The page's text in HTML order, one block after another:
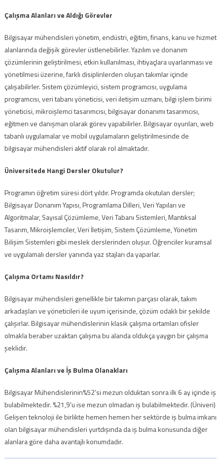
Çalışma Alanları ve Aldığı Görevler
Bilgisayar mühendisleri yönetim, endüstri, eğitim, finans, kanu ve hizmet
alanlarında değişik görevler üstlenebilirler. Yazılım ve donanım
çözümlerinin geliştirilmesi, etkin kullanılması, ihtiyaçlara uyarlanması ve
yönetilmesi üzerine, farklı disiplinlerden oluşan takımlar içinde
çalışabilirler. Sistem çözümleyici, sistem programcısı, uygulama
programcısı, veri tabanı yöneticisi, veri iletişim uzmanı, bilgi işlem birimi
yöneticisi, mikroişlemci tasarımcısı, bilgisayar donanımı tasarımcısı,
eğitmen ve danışman olarak görev yapabilirler. Bilgisayar oyunları, web
tabanlı uygulamalar ve mobil uygulamaların geliştirilmesinde de
bilgisayar mühendisleri aktif olarak rol almaktadır.
Üniversitede Hangi Dersler Okutulur?
Programın öğretim süresi dört yıldır. Programda okutulan dersler;
Bilgisayar Donanım Yapısı, Programlama Dilleri, Veri Yapıları ve
Algoritmalar, Sayısal Çözümleme, Veri Tabanı Sistemleri, Mantıksal
Tasarım, Mikroişlemciler, Veri İletişim, Sistem Çözümleme, Yönetim
Bilişim Sistemleri gibi meslek derslerinden oluşur. Öğrenciler kuramsal
ve uygulamalı dersler yanında yaz stajları da yaparlar.
Çalışma Ortamı Nasıldır?
Bilgisayar mühendisleri genellikle bir takımın parçası olarak, takım
arkadaşları ve yöneticileri ile uyum içerisinde, çözüm odaklı bir şekilde
çalışırlar. Bilgisayar mühendislerinin klasik çalışma ortamları ofisler
olmakla beraber uzaktan çalışma bu alanda oldukça yaygın bir çalışma
şeklidir.
Çalışma Alanları ve İş Bulma Olanakları
Bilgisayar Mühendislerinin%52’si mezun olduktan sonra ilk 6 ay içinde iş
bulabilmektedir. %21,9’u ise mezun olmadan iş bulabilmektedir. (Üniveri)
Gelişen teknoloji ile birlikte hemen hemen her sektörde iş bulma imkanı
olan bilgisayar mühendisleri yurtdışında da iş bulma konusunda diğer
alanlara göre daha avantajlı konumdadır.